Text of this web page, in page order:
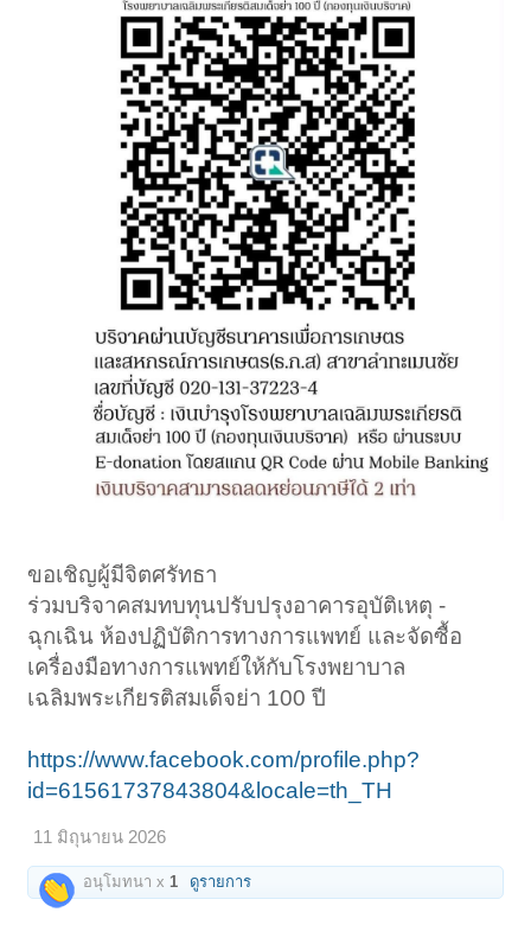
ขอเชิญผู้มีจิตศรัทธา
ร่วมบริจาคสมทบทุนปรับปรุงอาคารอุบัติเหตุ -
ฉุกเฉิน ห้องปฏิบัติการทางการแพทย์ และจัดซื้อ
เครื่องมือทางการแพทย์ให้กับโรงพยาบาล
เฉลิมพระเกียรติสมเด็จย่า 100 ปี
https://www.facebook.com/profile.php?
id=61561737843804&locale=th_TH
11 มิถุนายน 2026
อนุโมทนา x 1 ดูรายการ